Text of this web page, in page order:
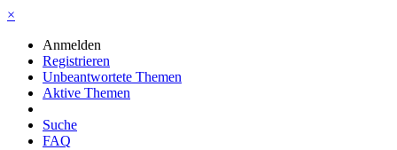
×
Anmelden
Registrieren
Unbeantwortete Themen
Aktive Themen
Suche
FAQ